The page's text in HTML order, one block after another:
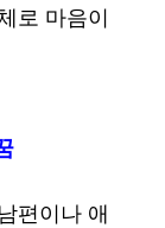
로 마음이
편이나 애